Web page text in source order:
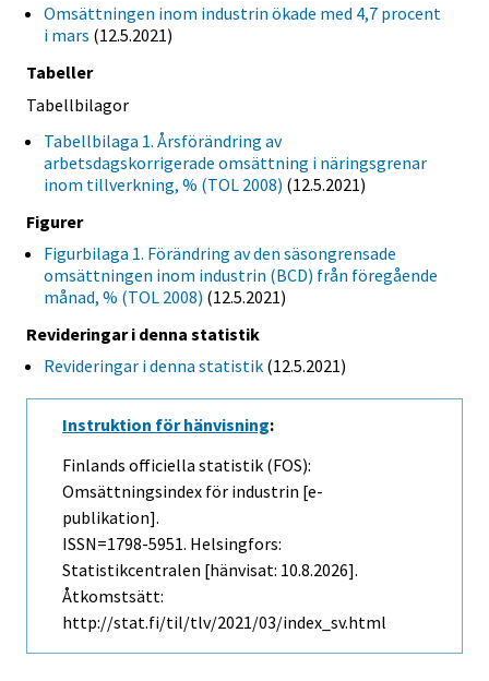
Omsättningen inom industrin ökade med 4,7 procent
i mars (12.5.2021)
Tabeller
Tabellbilagor
Tabellbilaga 1. Årsförändring av
arbetsdagskorrigerade omsättning i näringsgrenar
inom tillverkning, % (TOL 2008) (12.5.2021)
Figurer
Figurbilaga 1. Förändring av den säsongrensade
omsättningen inom industrin (BCD) från föregående
månad, % (TOL 2008) (12.5.2021)
Revideringar i denna statistik
Revideringar i denna statistik (12.5.2021)
Instruktion för hänvisning:
Finlands officiella statistik (FOS):
Omsättningsindex för industrin [e-
publikation].
ISSN=1798-5951. Helsingfors:
Statistikcentralen [hänvisat: 10.8.2026].
Åtkomstsätt:
http://stat.fi/til/tlv/2021/03/index_sv.html